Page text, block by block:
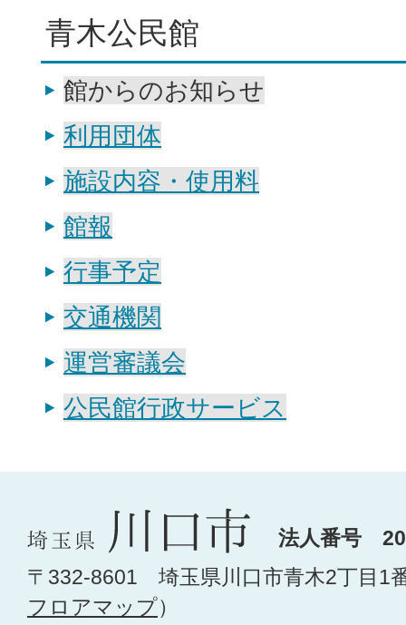
青木公民館
館からのお知らせ
利用団体
施設内容・使用料
館報
行事予定
交通機関
運営審議会
公民館行政サービス
法人番号
〒332-8601 埼玉県川口市青木2丁目1
フロアマップ）